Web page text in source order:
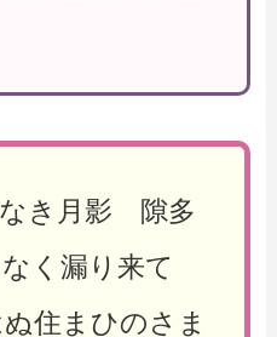
き月影 隙多
く漏り来て
住まひのさま